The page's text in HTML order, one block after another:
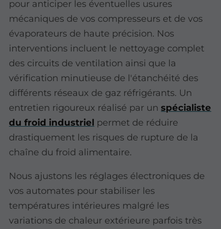
pour anticiper les éventuelles usures
mécaniques de vos compresseurs et de vos
évaporateurs de haute précision. Nos
interventions incluent le nettoyage complet
des circuits de ventilation ainsi que la
vérification minutieuse de l'étanchéité des
différents réseaux de gaz réfrigérants. Un
entretien rigoureux réalisé par unspécialiste
du froid industriel permet de réduire
drastiquement les risques de rupture de la
chaîne du froid alimentaire.
Nous ajustons les réglages électroniques de
vos automates pour stabiliser les
températures intérieures malgré les
variations de chaleur extérieure parfois très